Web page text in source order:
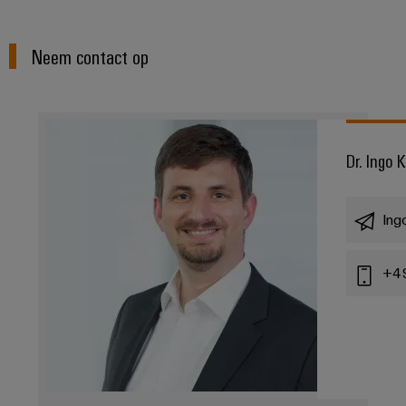
Neem contact op
Dr. Ingo